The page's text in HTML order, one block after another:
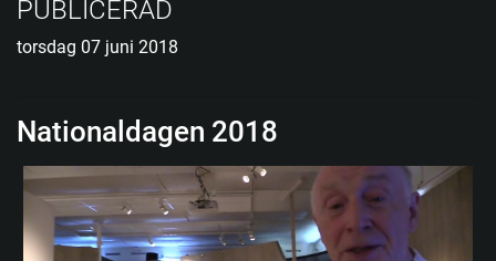
PUBLICERAD
torsdag 07 juni 2018
Nationaldagen 2018